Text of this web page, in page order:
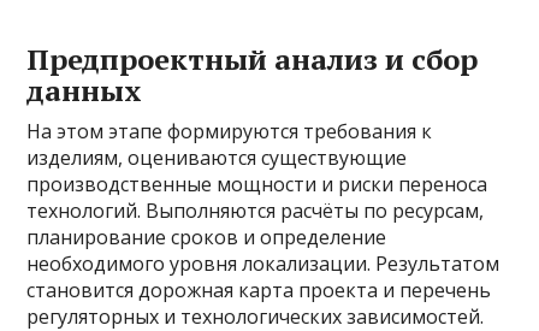
Предпроектный анализ и сбор
данных
На этом этапе формируются требования к
изделиям, оцениваются существующие
производственные мощности и риски переноса
технологий. Выполняются расчёты по ресурсам,
планирование сроков и определение
необходимого уровня локализации. Результатом
становится дорожная карта проекта и перечень
регуляторных и технологических зависимостей.